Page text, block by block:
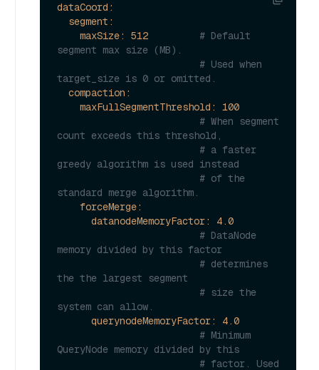
dataCoord:
segment:
maxSize:
512
# Default
segment max size (MB).
# Used when
target_size is 0 or omitted.
compaction:
maxFullSegmentThreshold:
100
# When segment
count exceeds this threshold,
# a faster
greedy algorithm is used instead
# of the
standard merge algorithm.
forceMerge:
datanodeMemoryFactor:
4.0
# DataNode
memory divided by this factor
# determines
the the largest segment
# size the
system can allow.
querynodeMemoryFactor:
4.0
# Minimum
QueryNode memory divided by this
# factor. Used